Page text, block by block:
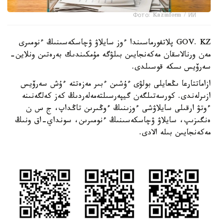
Фото: Kazinform / ИИ
GOV. KZ پلاتفورماسىندا ءوز سايلاۋ ۋچاسكەسىنىڭ ءنومىرى
مەن ورنالاسقان مەكەنجايىن بىلۋگە مۇمكىندىك بەرەتىن ونلاين-
سەرۆيس ىسكە قوسىلدى.
ازاماتتارعا ىڭعايلى بولۋى ءۇشىن ءبىر مەزەتتە ءۇش سەرۆيس
ازىرلەندى. كورسەتىلگەن گيپەرسىلتەمەلەردىڭ كەز كەلگەنىنە
ءوتۋ ارقىلى سايلاۋشى ءوزىنىڭ ءوڭىرىن تاڭداپ، ج س ن
ەنگىزىپ، سايلاۋ ۋچاسكەسىنىڭ ءنومىرىن، سونداي-اق ونىڭ
مەكەنجايىن بىلە الادى.